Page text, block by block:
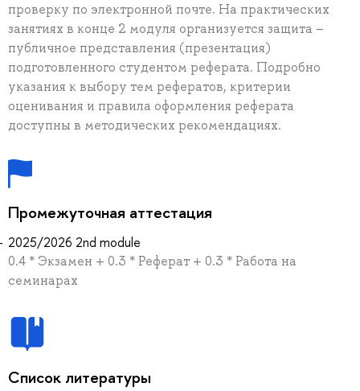
проверку по электронной почте. На практических
занятиях в конце 2 модуля организуется защита –
публичное представления (презентация)
подготовленного студентом реферата. Подробно
указания к выбору тем рефератов, критерии
оценивания и правила оформления реферата
доступны в методических рекомендациях.
Промежуточная аттестация
2025/2026 2nd module
0.4 * Экзамен + 0.3 * Реферат + 0.3 * Работа на
семинарах
Список литературы